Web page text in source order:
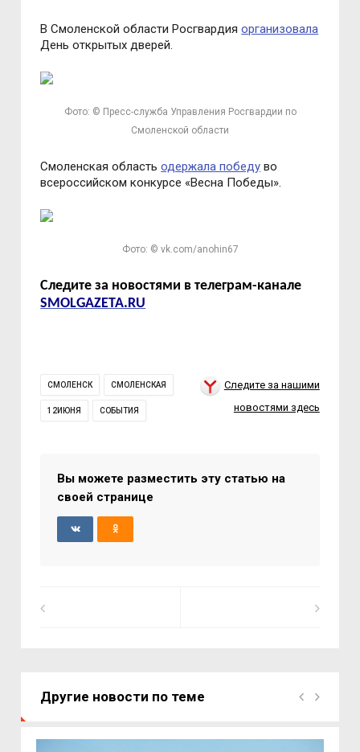
В Смоленской области Росгвардияорганизовала
День открытых дверей.
Фото: © Пресс-служба Управления Росгвардии по
Смоленской области
Смоленская областьодержала победу во
всероссийском конкурсе «Весна Победы».
Фото: © vk.com/anohin67
Следите за новостями в телеграм-канале
SMOLGAZETA.RU
СМОЛЕНСК СМОЛЕНСКАЯ
12ИЮНЯ СОБЫТИЯ
Следите за нашими
новостями здесь
Вы можете разместить эту статью на
своей странице
Другие новости по теме